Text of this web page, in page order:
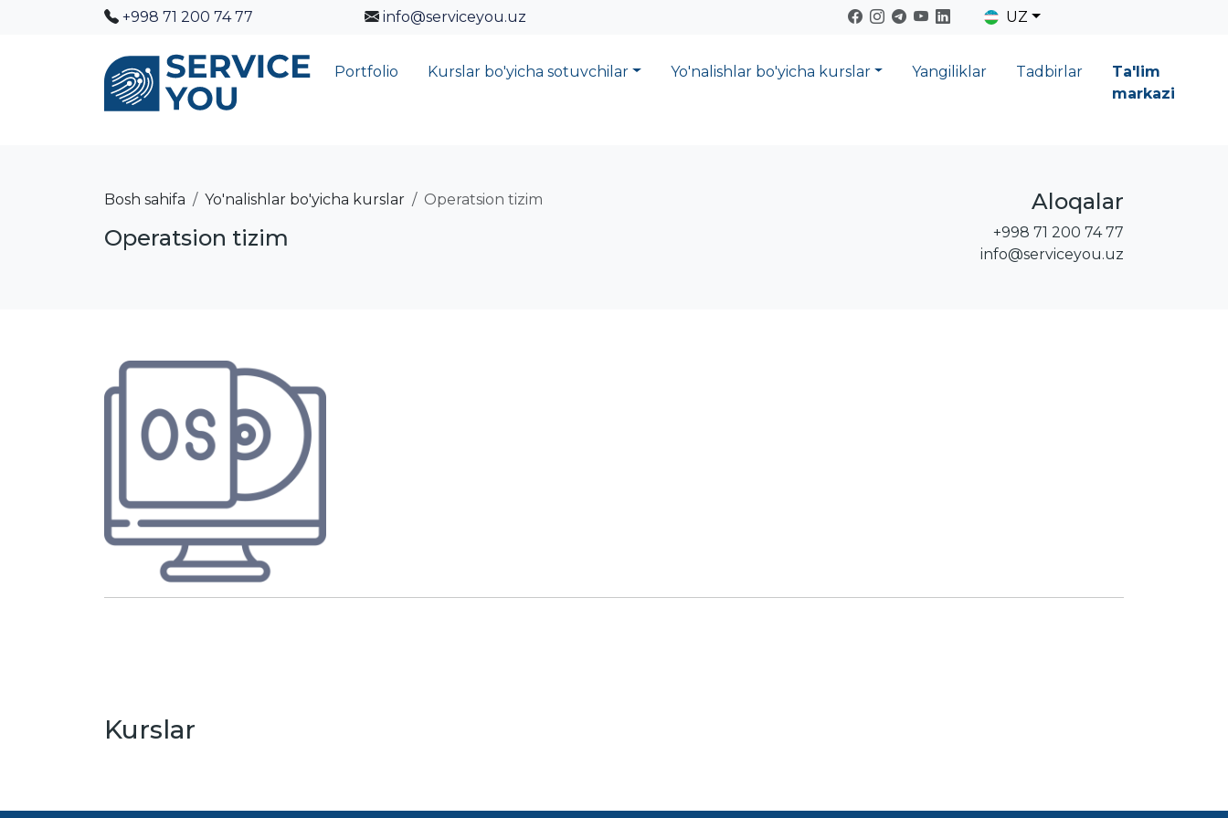
+998 71 200 74 77 info@serviceyou.uz UZ
Portfolio Kurslar bo'yicha sotuvchilar Yo'nalishlar bo'yicha kurslar Yangiliklar Tadbirlar
Ta'lim
markazi
Bosh sahifa Yo'nalishlar bo'yicha kurslar Operatsion tizim
Operatsion tizim
Aloqalar
+998 71 200 74 77
info@serviceyou.uz
Kurslar